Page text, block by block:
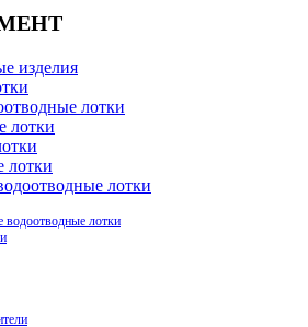
изделия
лотки
лотки
лотки
водоотводные лотки